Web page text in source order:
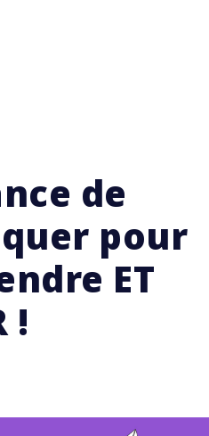
de
pour
ET
!